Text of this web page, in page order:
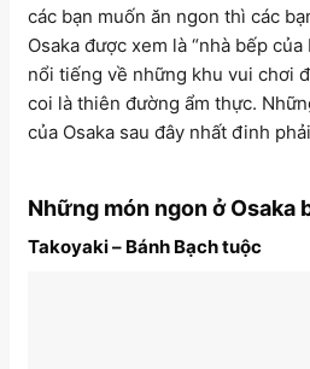
các bạn muốn ăn ngon thì các
Osaka được xem là “nhà bếp
nổi tiếng về những khu vui chơi
coi là thiên đường ẩm thực.
của Osaka sau đây nhất đinh
Những món ngon ở Osaka
Takoyaki – Bánh Bạch tuộc